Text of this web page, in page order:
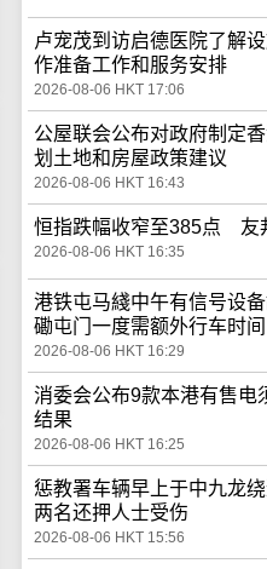
卢宠茂到访启德医院了解
作准备工作和服务安排
2026-08-06 HKT 17:06
公屋联会公布对政府制定
划土地和房屋政策建议
2026-08-06 HKT 16:43
恒指跌幅收窄至385点 友
2026-08-06 HKT 16:35
港铁屯马綫中午有信号设
磡屯门一度需额外行车时间
2026-08-06 HKT 16:29
消委会公布9款本港有售电
结果
2026-08-06 HKT 16:25
惩教署车辆早上于中九龙
两名还押人士受伤
2026-08-06 HKT 15:56